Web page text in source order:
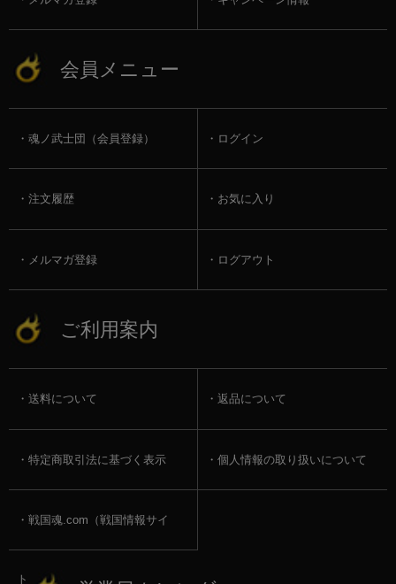
会員メニュー
魂ノ武士団（会員登録） ログイン
注文履歴 お気に入り
メルマガ登録 ログアウト
ご利用案内
送料について 返品について
特定商取引法に基づく表示 個人情報の取り扱いについて
戦国魂.com（戦国情報サイ
ト）